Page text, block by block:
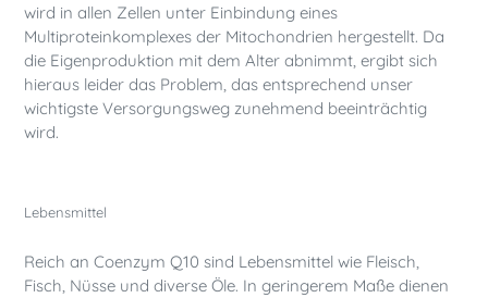
wird in allen Zellen unter Einbindung eines
Multiproteinkomplexes der Mitochondrien hergestellt. Da
die Eigenproduktion mit dem Alter abnimmt, ergibt sich
hieraus leider das Problem, das entsprechend unser
wichtigste Versorgungsweg zunehmend beeinträchtig
wird.
Lebensmittel
Reich an Coenzym Q10 sind Lebensmittel wie Fleisch,
Fisch, Nüsse und diverse Öle. In geringerem Maße dienen